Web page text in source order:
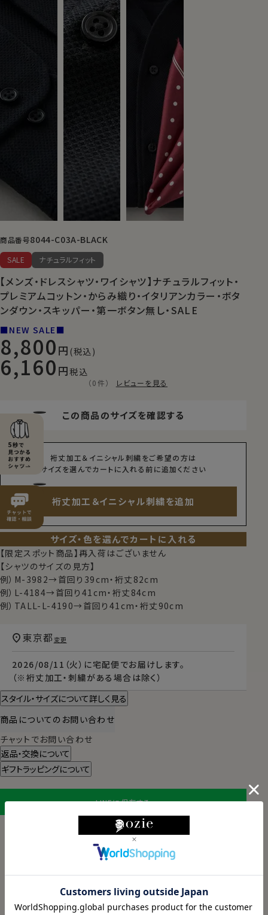
商品番号8044-C03A-BLACK
SALE ナチュラルフィット
【メンズ・ドレスシャツ・ワイシャツ】ナチュラルフィット・
プレミアムコットン・からみ織り・イタリアンカラー・ボタ
ンダウン・スキッパー・第一ボタン無し・SALE
■NEW SALE■
8,800 (税込)
6,160 税込
（0件） レビューを見る
この商品のサイズを確認する
裄丈加工＆イニシャル刺繍をご希望の方は
サイズを選んでカートに入れる前に追加ください
裄丈加工＆イニシャル刺繍を追加
サイズ・色を選んでカートに入れる
【限定スポット商品】再入荷はございません
【シャツのサイズの見方】
例）M-3982→首回り39cm・裄丈82cm
例）L-4184→首回り41cm・裄丈84cm
例）TALL-L-4190→首回り41cm・裄丈90cm
2026/08/11（火） に宅配便 でお届けします。
（※裄丈加工・刺繍がある場合は除く）
東京都 変更
スタイル・サイズについて詳しく見る
商品についてのお問い合わせ
チャットでお問い合わせ
返品・交換について
ギフトラッピングについて
LINEに保存する